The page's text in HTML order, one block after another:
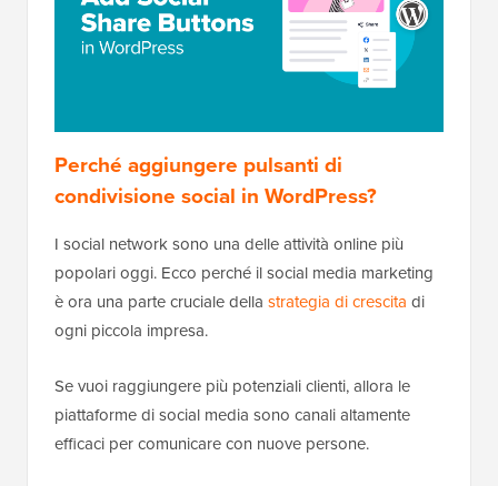
Perché aggiungere pulsanti di
condivisione social in WordPress?
I social network sono una delle attività online più
popolari oggi. Ecco perché il social media marketing
è ora una parte cruciale della strategia di crescita di
ogni piccola impresa.
Se vuoi raggiungere più potenziali clienti, allora le
piattaforme di social media sono canali altamente
efficaci per comunicare con nuove persone.